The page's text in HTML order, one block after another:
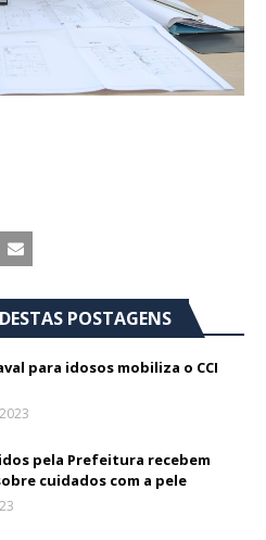
POSTAGENS
para idosos mobiliza o CCI
pela Prefeitura recebem
cuidados com a pele